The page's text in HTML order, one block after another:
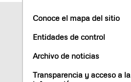
Conoce el mapa del sitio
Entidades de control
Archivo de noticias
Transparencia y acceso a la